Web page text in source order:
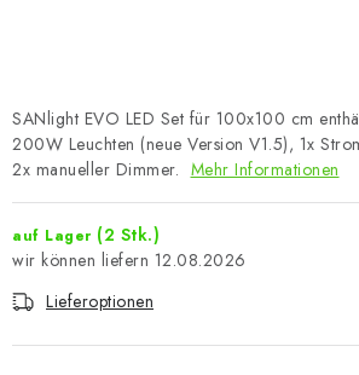
SANlight EVO LED Set für 100x100 cm
200W Leuchten (neue Version V1.5), 1x
2x manueller Dimmer. Mehr Informationen
auf Lager (2 Stk.)
12.08.2026
Lieferoptionen